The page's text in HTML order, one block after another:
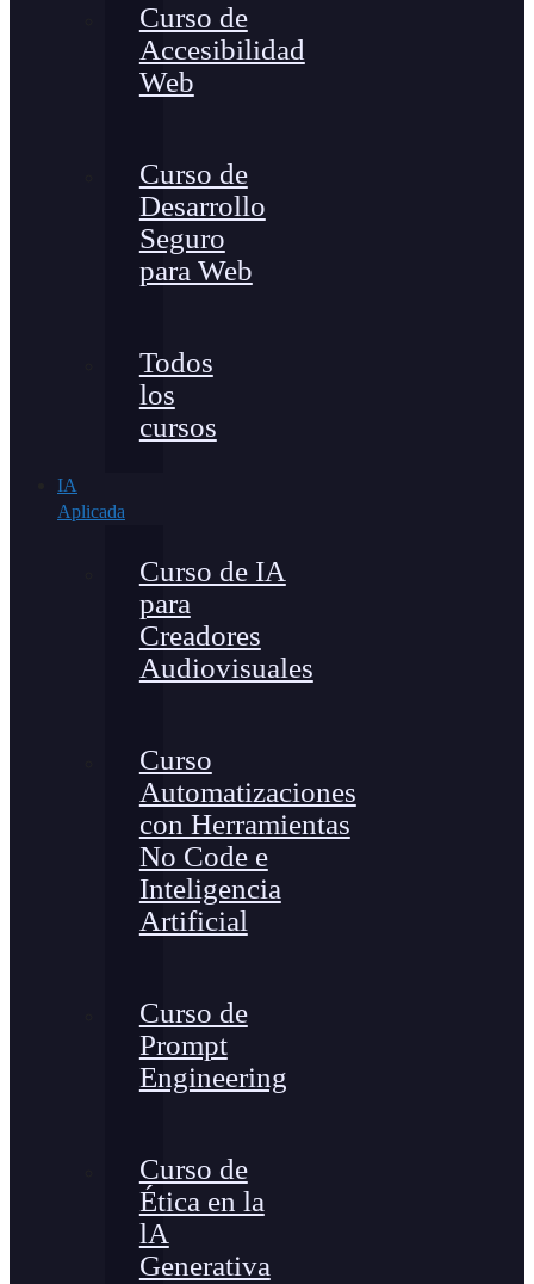
Curso de
Accesibilidad
Web
Curso de
Desarrollo
Seguro
para Web
Todos
los
cursos
IA
Aplicada
Curso de IA
para
Creadores
Audiovisuales
Curso
Automatizaciones
con Herramientas
No Code e
Inteligencia
Artificial
Curso de
Prompt
Engineering
Curso de
Ética en la
lA
Generativa